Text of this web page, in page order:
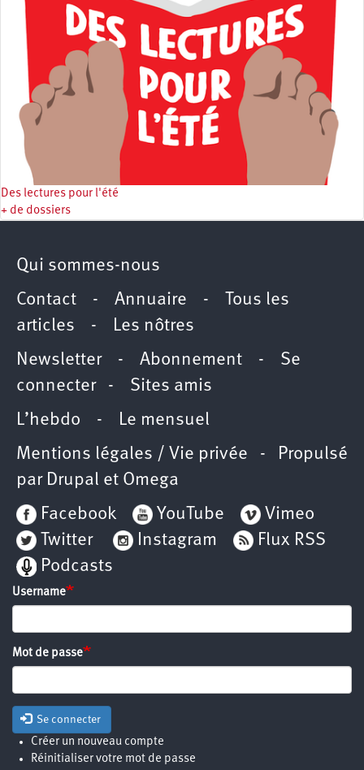
Des lectures pour l'été
+ de dossiers
Qui sommes-nous
Contact - Annuaire -
Tous les
articles - Les nôtres
Newsletter- Abonnement - Se
connecter- Sites amis
L’hebdo - Le mensuel
Mentions légales / Vie privée - Propulsé
par Drupal et Omega
Facebook
YouTube
Vimeo
Twitter
Instagram
Flux RSS
Podcasts
Username
Mot de passe
Se connecter
Créer un nouveau compte
Réinitialiser votre mot de passe